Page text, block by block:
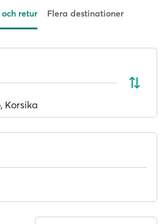
och retur Flera destinationer